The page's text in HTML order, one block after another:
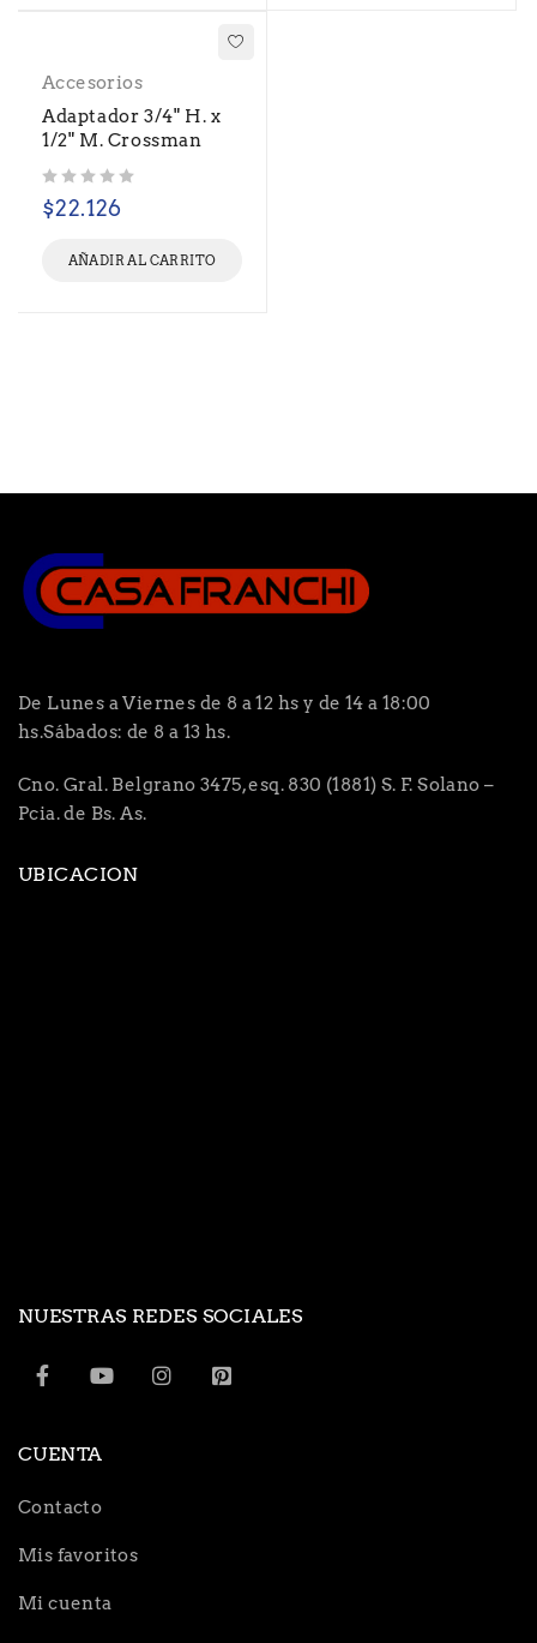
Accesorios
Adaptador 3/4" H. x
1/2" M. Crossman
$22.126
AÑADIR AL CARRITO
De Lunes a Viernes de 8 a 12 hs y de 14 a 18:00
hs.Sábados: de 8 a 13 hs.
Cno. Gral. Belgrano 3475, esq. 830 (1881) S. F. Solano –
Pcia. de Bs. As.
UBICACION
NUESTRAS REDES SOCIALES
CUENTA
Contacto
Mis favoritos
Mi cuenta